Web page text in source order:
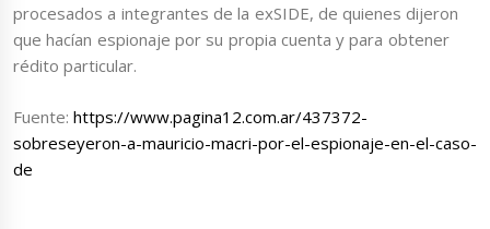
procesados a integrantes de la exSIDE, de quienes dijeron
que hacían espionaje por su propia cuenta y para obtener
rédito particular.
Fuente:https://www.pagina12.com.ar/437372-
sobreseyeron-a-mauricio-macri-por-el-espionaje-en-el-caso-
de